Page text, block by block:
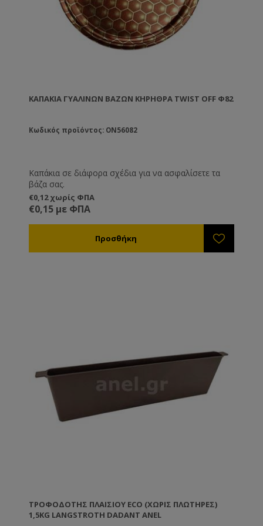
για τρόφιμα.
Διατίθενται και με ενσωματωμένο πλαίσιο
αποσυμφόρησης με πορτάκι που δίνει τη
δυνατότητα προσθήκης δεύτερου διαφράγματος
ΚΑΠΆΚΙΑ ΓΥΆΛΙΝΩΝ ΒΆΖΩΝ ΚΗΡΉΘΡΑ TWIST OFF Φ82
Κωδικός προϊόντος: ON56082
Καπάκια σε διάφορα σχέδια για να ασφαλίσετε τα
βάζα σας.
€0,12 χωρίς ΦΠΑ
€0,15 με ΦΠΑ
ΤΡΟΦΟΔΌΤΗΣ ΠΛΑΙΣΊΟΥ ECO (ΧΩΡΙΣ ΠΛΩΤΗΡΕΣ)
1,5KG LANGSTROTH DADANT ANEL